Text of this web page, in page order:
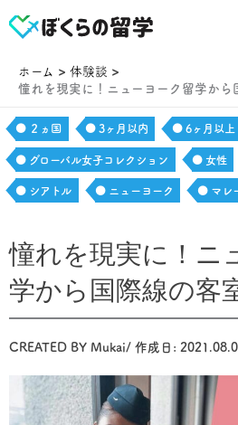
容
プ
ホーム
体験談
憧れを現実に！ニューヨーク留学から
２ヵ国 3ヶ月以内 6ヶ月以上
グローバル女子コレクション 女性
シアトル ニューヨーク マレ
憧れを現実に！ニ
学から国際線の客
CREATED BY Mukai/ 作成日: